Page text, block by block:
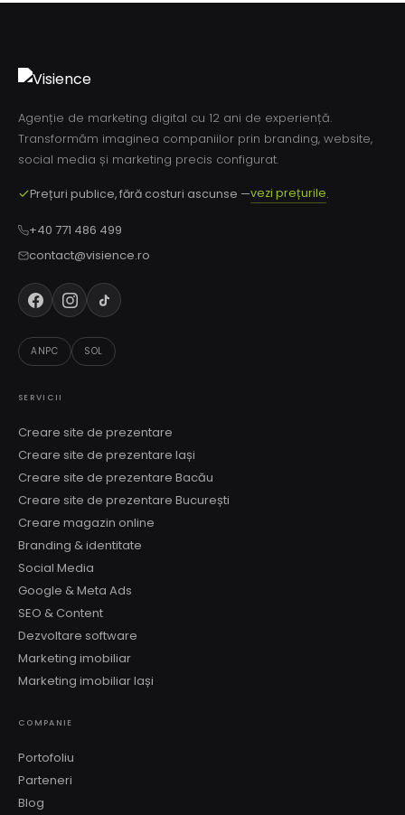
Agenție de marketing digital cu 12 ani de experiență.
Transformăm imaginea companiilor prin branding, website,
social media și marketing precis configurat.
Prețuri publice, fără costuri ascunse —vezi prețurile.
+40 771 486 499
contact@visience.ro
ANPC SOL
SERVICII
Creare site de prezentare
Creare site de prezentare Iași
Creare site de prezentare Bacău
Creare site de prezentare București
Creare magazin online
Branding & identitate
Social Media
Google & Meta Ads
SEO & Content
Dezvoltare software
Marketing imobiliar
Marketing imobiliar Iași
COMPANIE
Portofoliu
Parteneri
Blog